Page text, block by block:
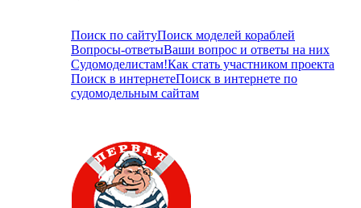
Поиск по сайтуПоиск моделей кораблей
Вопросы-ответыВаши вопрос и ответы на них
Судомоделистам!Как стать участником проекта
Поиск в интернетеПоиск в интернете по
судомодельным сайтам